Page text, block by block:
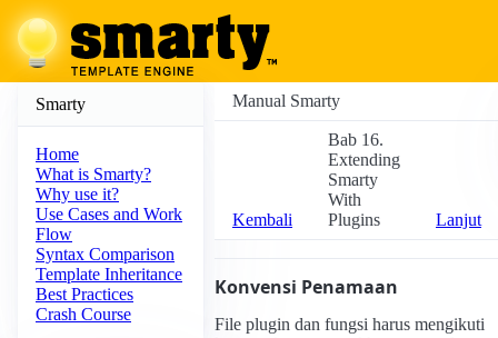
Smarty
Home
What is Smarty?
Why use it?
Use Cases and Work
Flow
Syntax Comparison
Template Inheritance
Best Practices
Crash Course
Manual Smarty
Kembali
Bab 16.
Extending
Smarty
With
Plugins
Lanjut
Konvensi Penamaan
File plugin dan fungsi harus mengikuti